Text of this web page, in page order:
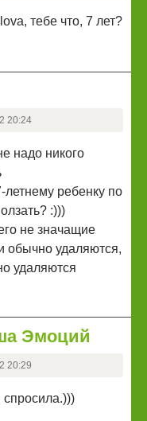
тебе что, 7 лет?
20:24
надо никого
ребенку по
:)))
не значащие
обычно удаляются,
удаляются
Эмоций
20:29